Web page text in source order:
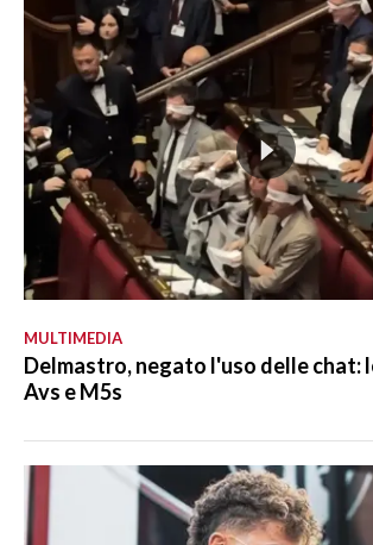
MULTIMEDIA
Delmastro, negato l'uso delle chat:
Avs e M5s